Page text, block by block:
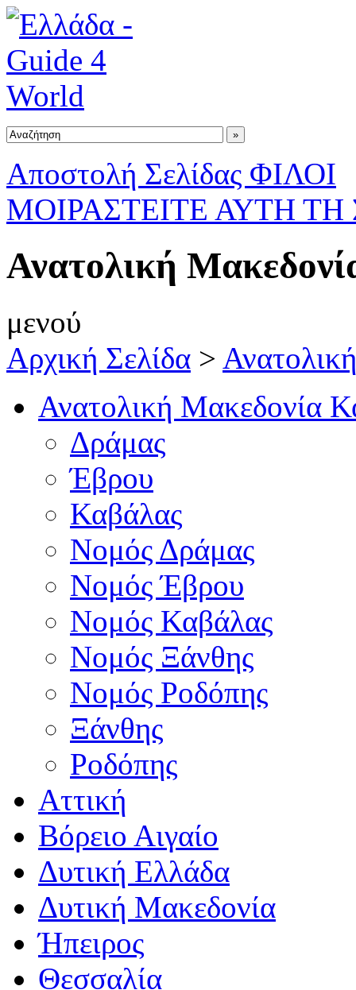
Αποστολή Σελίδας ΦΙΛΟΙ
ΜΟΙΡΑΣΤΕΙΤΕ ΑΥΤΗ ΤΗ
Ανατολική
μενού
Αρχική Σελίδα >
Ανατολική Μακεδονία
Δράμας
Έβρου
Καβάλας
Νομός Δράμας
Νομός Έβρου
Νομός Καβάλας
Νομός Ξάνθης
Νομός Ροδόπης
Ξάνθης
Ροδόπης
Αττική
Βόρειο Αιγαίο
Δυτική Ελλάδα
Δυτική Μακεδονία
Ήπειρος
Θεσσαλία